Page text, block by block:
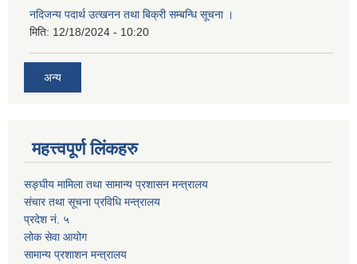
नदिजन्य पदार्थ उत्खनन तथा बिक्री सम्बन्धि सूचना ।
मिति: 12/18/2024 - 10:20
अन्य
महत्त्वपूर्ण लिंकहरु
सङ्घीय मामिला तथा सामान्य प्रशासन मन्त्रालय
संचार तथा सूचना प्रविधि मन्त्रालय
प्रदेश नं. ५
लोक सेवा आयोग
सामान्य प्रशाशन मन्त्रालय